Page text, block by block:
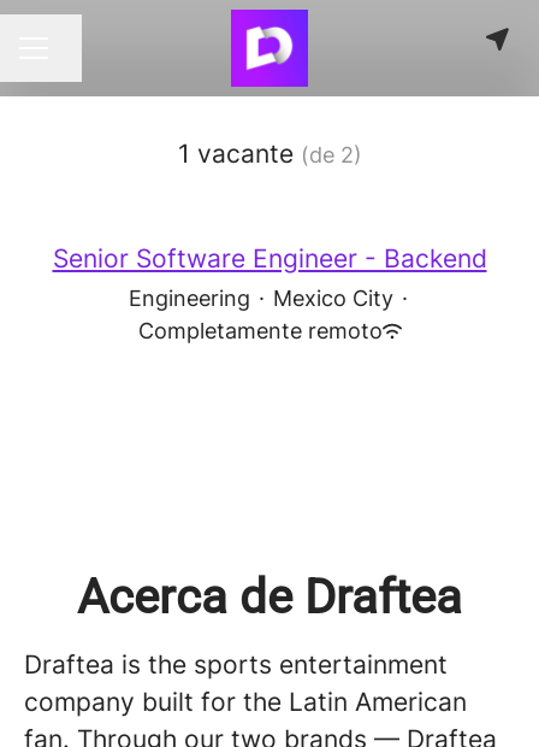
1 vacante (de 2)
Senior Software Engineer - Backend
Engineering · Mexico City ·
Completamente remoto
Acerca de Draftea
Draftea is the sports entertainment
company built for the Latin American
fan. Through our two brands — Draftea